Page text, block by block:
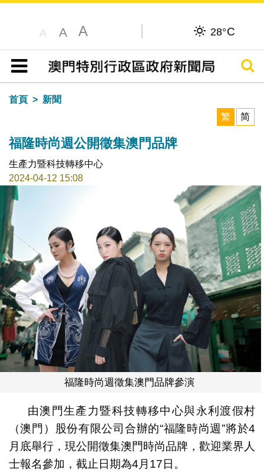
A A A 28°C
目錄
搜尋
首頁
新聞
繁
简
福隆時尚週公開徵集澳門品牌
生產力暨科技轉移中心
2024-04-12 15:08
福隆時尚週徵集澳門品牌參演
由澳門生產力暨科技轉移中心與永利渡假村
（澳門）股份有限公司合辦的“福隆時尚週”將於4
月底舉行，現公開徵集澳門時尚品牌，歡迎業界人
士報名參加，截止日期為4月17日。